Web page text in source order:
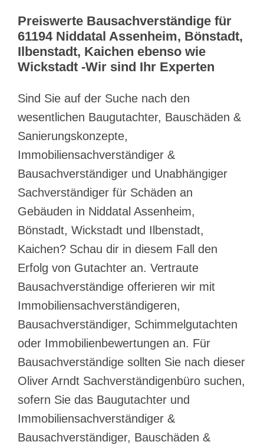
Preiswerte Bausachverständige für
61194 Niddatal Assenheim, Bönstadt,
Ilbenstadt, Kaichen ebenso wie
Wickstadt -Wir sind Ihr Experten
Sind Sie auf der Suche nach den
wesentlichen Baugutachter, Bauschäden &
Sanierungskonzepte,
Immobiliensachverständiger &
Bausachverständiger und Unabhängiger
Sachverständiger für Schäden an
Gebäuden in Niddatal Assenheim,
Bönstadt, Wickstadt und Ilbenstadt,
Kaichen? Schau dir in diesem Fall den
Erfolg von Gutachter an. Vertraute
Bausachverständige offerieren wir mit
Immobiliensachverständigeren,
Bausachverständiger, Schimmelgutachten
oder Immobilienbewertungen an. Für
Bausachverständige sollten Sie nach dieser
Oliver Arndt Sachverständigenbüro suchen,
sofern Sie das Baugutachter und
Immobiliensachverständiger &
Bausachverständiger, Bauschäden &